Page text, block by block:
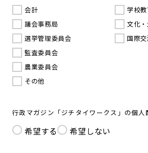
会計
議会事務局
選挙管理委員会
監査委員会
農業委員会
その他
学校
文化
国際交
行政マガジン「ジチタイワークス」の個人
希望する 希望しない